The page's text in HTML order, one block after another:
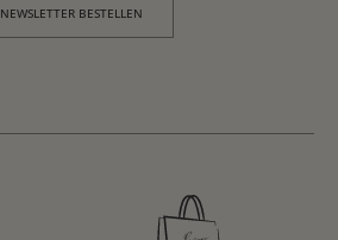
NEWSLETTER BESTELLEN